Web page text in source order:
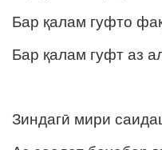
Бар қалам гуфто
Бар қалам гуфт аз
Зиндагӣ мири